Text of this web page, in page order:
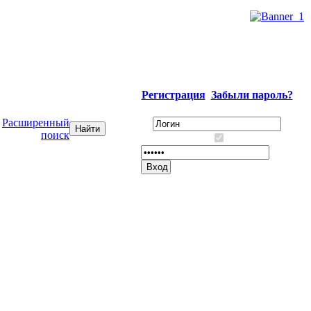
Расширенный
поиск
Регистрация Забыли пароль?